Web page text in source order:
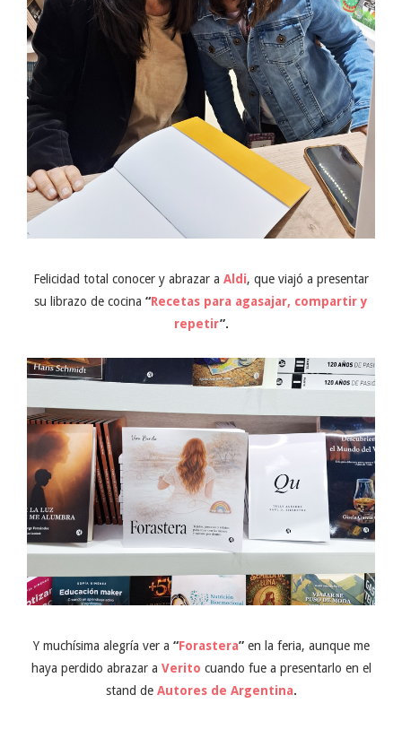
Felicidad total conocer y abrazar a Aldi, que viajó a presentar
su librazo de cocina “Recetas para agasajar, compartir y
repetir”.
Y muchísima alegría ver a “Forastera”en la feria, aunque me
haya perdido abrazar a Verito cuando fue a presentarlo en el
stand de Autores de Argentina.